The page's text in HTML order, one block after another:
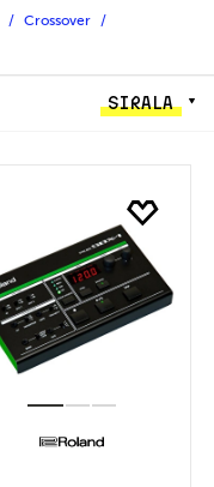
Crossover
SIRALA